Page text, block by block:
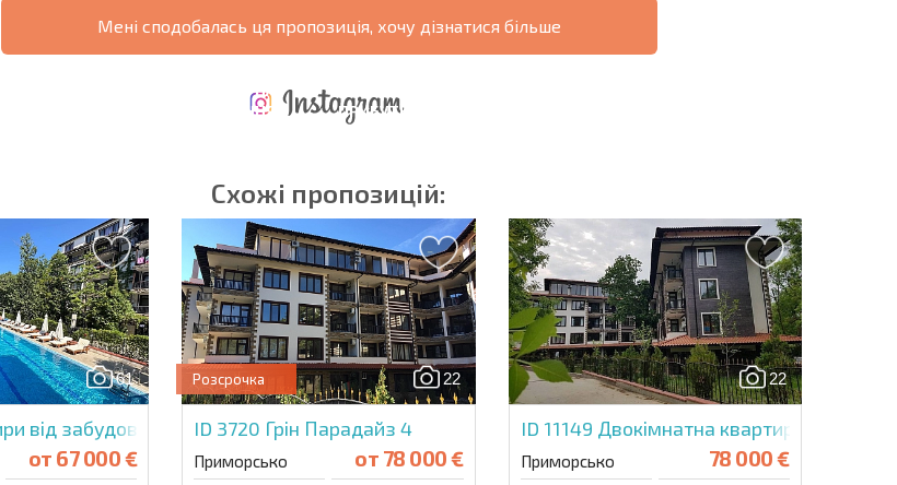
Мені сподобалась ця пропозиція, хочу дізнатися більше
заповнення
Підписатися на розсилку | Натискаючи кнопку, ви дозволяєте
використання своїх даних.
Надіслати повідомлення
ВИТРАТИ НА
УТРИМАННЯ
ПРИБУТКОВІСТЬ
Схожі пропозицій:
61
від забудовника в Примоско
от 67 000 €
22
Розсрочка
ID 3720 Грін Парадайз 4
Приморсько от 78 000 €
22
ID 11149 Двокімнатна квартира в Грін
Приморсько 78 000 €